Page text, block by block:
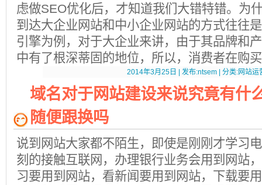
虑做SEO优化后，才知道我们大错特错。
到达大企业网站和中小企业网站的方式往
引擎为例，对于大企业来讲，由于其品牌和
中有了根深蒂固的地位，所以，消费者在购
2014年3月25日 | 发布:ntsem | 分类:网站运
域名对于网站建设来说究竟有什
随便跟换吗
说到网站大家都不陌生，即使是刚刚才学习
刻的接触互联网，办理银行业务会用到网站
习要用到网站，看新闻要用到网站，下载